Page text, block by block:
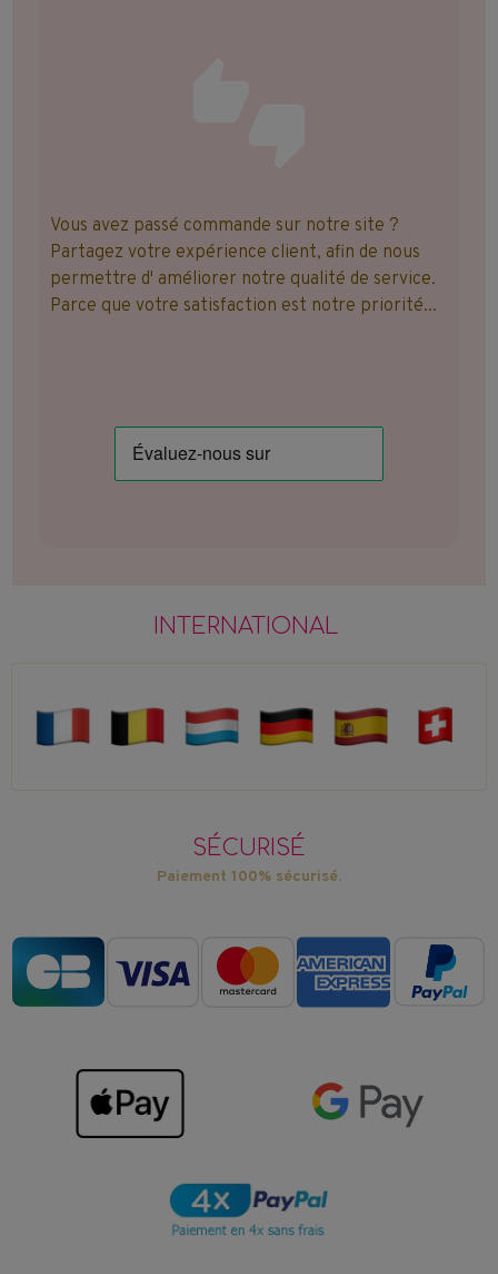
Vous avez passé commande sur notre site ?
Partagez votre expérience client, afin de nous
permettre d' améliorer notre qualité de service.
Parce que votre satisfaction est notre priorité...
INTERNATIONAL
SÉCURISÉ
Paiement 100% sécurisé.